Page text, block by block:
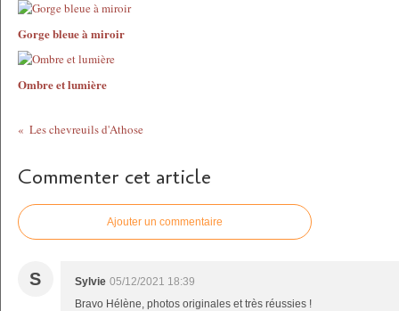
Gorge bleue à miroir
Ombre et lumière
Les chevreuils d'Athose
Commenter cet article
Ajouter un commentaire
S Sylvie 05/12/2021 18:39
Bravo Hélène, photos originales et très réussies !